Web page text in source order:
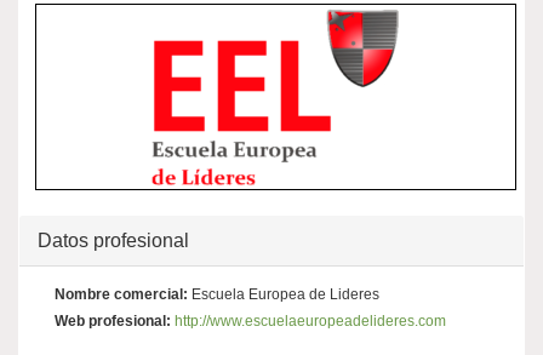
Ocultar
Datos profesional
Nombre comercial: Escuela Europea de Lideres
Web profesional: http://www.escuelaeuropeadelideres.com